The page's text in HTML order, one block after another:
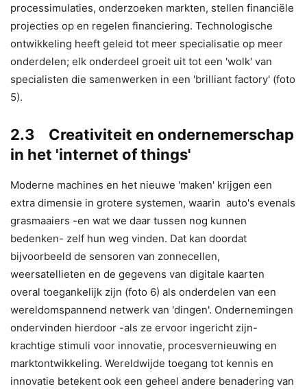
processimulaties, onderzoeken markten, stellen financiële
projecties op en regelen financiering. Technologische
ontwikkeling heeft geleid tot meer specialisatie op meer
onderdelen; elk onderdeel groeit uit tot een 'wolk' van
specialisten die samenwerken in een 'brilliant factory' (foto
5).
2.3 Creativiteit en ondernemerschap
in het 'internet of things'
Moderne machines en het nieuwe 'maken' krijgen een
extra dimensie in grotere systemen, waarin auto's evenals
grasmaaiers -en wat we daar tussen nog kunnen
bedenken- zelf hun weg vinden. Dat kan doordat
bijvoorbeeld de sensoren van zonnecellen,
weersatellieten en de gegevens van digitale kaarten
overal toegankelijk zijn (foto 6) als onderdelen van een
wereldomspannend netwerk van 'dingen'. Ondernemingen
ondervinden hierdoor -als ze ervoor ingericht zijn-
krachtige stimuli voor innovatie, procesvernieuwing en
marktontwikkeling. Wereldwijde toegang tot kennis en
innovatie betekent ook een geheel andere benadering van